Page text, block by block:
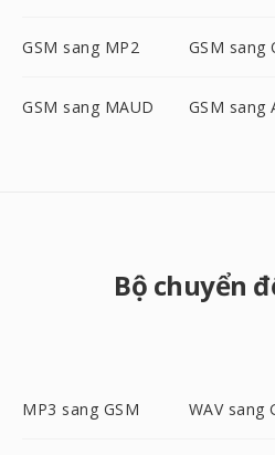
GSM sang MP2 GSM sang
GSM sang MAUD GSM sang
Bộ chuyển
MP3 sang GSM WAV sang